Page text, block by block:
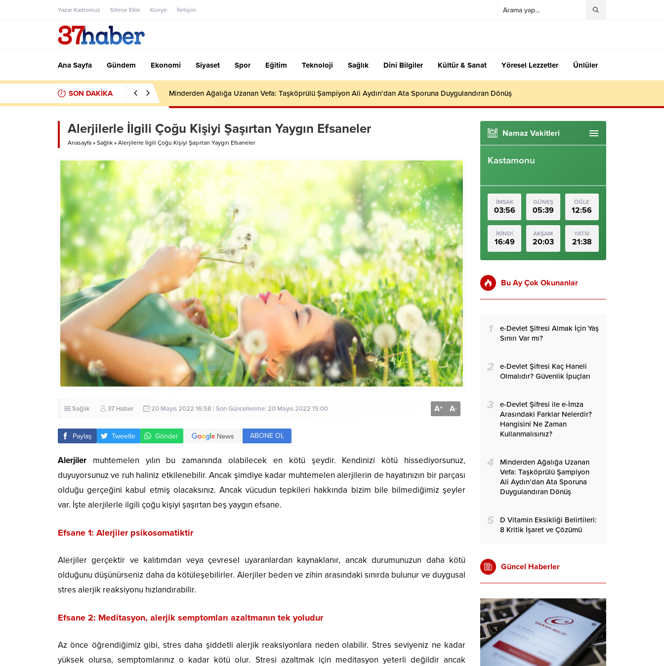
Yazar Kadromuz Sitene Ekle Künye İletişim
Ana Sayfa Gündem Ekonomi Siyaset Spor Eğitim Teknoloji Sağlık Dini Bilgiler Kültür & Sanat Yöresel Lezzetler Ünlüler
SON DAKİKA Minderden Ağalığa Uzanan Vefa: Taşköprülü Şampiyon Ali Aydın’dan Ata Sporuna Duygulandıran Dönüş
Alerjilerle İlgili Çoğu Kişiyi Şaşırtan Yaygın Efsaneler
Anasayfa » Sağlık » Alerjilerle İlgili Çoğu Kişiyi Şaşırtan Yaygın Efsaneler
Sağlık 37 Haber 20 Mayıs 2022 16:58 | Son Güncellenme: 20 Mayıs 2022 15:00 A+ A-
Paylaş Tweetle Gönder ABONE OL
Alerjiler muhtemelen yılın bu zamanında olabilecek en kötü şeydir. Kendinizi kötü hissediyorsunuz,
duyuyorsunuz ve ruh haliniz etkilenebilir. Ancak şimdiye kadar muhtemelen alerjilerin de hayatınızın bir parçası
olduğu gerçeğini kabul etmiş olacaksınız. Ancak vücudun tepkileri hakkında bizim bile bilmediğimiz şeyler
var. İşte alerjilerle ilgili çoğu kişiyi şaşırtan beş yaygın efsane.
Efsane 1: Alerjiler psikosomatiktir
Alerjiler gerçektir ve kalıtımdan veya çevresel uyaranlardan kaynaklanır, ancak durumunuzun daha kötü
olduğunu düşünürseniz daha da kötüleşebilirler. Alerjiler beden ve zihin arasındaki sınırda bulunur ve duygusal
stres alerjik reaksiyonu hızlandırabilir.
Efsane 2: Meditasyon, alerjik semptomları azaltmanın tek yoludur
Az önce öğrendiğimiz gibi, stres daha şiddetli alerjik reaksiyonlara neden olabilir. Stres seviyeniz ne kadar
yüksek olursa, semptomlarınız o kadar kötü olur. Stresi azaltmak için meditasyon yeterli değildir ancak
Namaz Vakitleri
Kastamonu
İMSAK
03:56
GÜNEŞ
05:39
ÖĞLE
12:56
İKİNDİ
16:49
AKŞAM
20:03
YATSI
21:38
Bu Ay Çok Okunanlar
1
e-Devlet Şifresi Almak İçin Yaş
Sınırı Var mı?
2
e-Devlet Şifresi Kaç Haneli
Olmalıdır? Güvenlik İpuçları
3
e-Devlet Şifresi ile e-İmza
Arasındaki Farklar Nelerdir?
Hangisini Ne Zaman
Kullanmalısınız?
4
Minderden Ağalığa Uzanan
Vefa: Taşköprülü Şampiyon
Ali Aydın’dan Ata Sporuna
Duygulandıran Dönüş
5
D Vitamin Eksikliği Belirtileri:
8 Kritik İşaret ve Çözümü
Güncel Haberler